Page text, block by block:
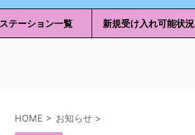
ステーション一覧 新規受け入れ可能状況
HOME > お知らせ >